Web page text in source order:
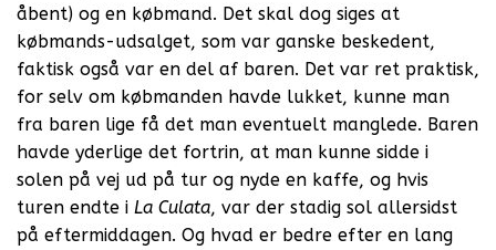
åbent) og en købmand. Det skal dog siges at
købmands-udsalget, som var ganske beskedent,
faktisk også var en del af baren. Det var ret praktisk,
for selv om købmanden havde lukket, kunne man
fra baren lige få det man eventuelt manglede. Baren
havde yderlige det fortrin, at man kunne sidde i
solen på vej ud på tur og nyde en kaffe, og hvis
turen endte i La Culata, var der stadig sol allersidst
på eftermiddagen. Og hvad er bedre efter en lang